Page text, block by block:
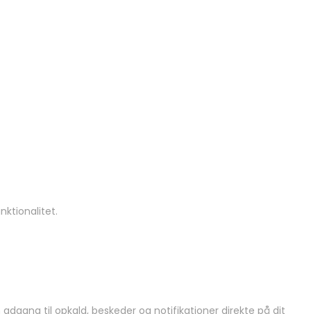
til opkald, beskeder og notifikationer direkte på dit